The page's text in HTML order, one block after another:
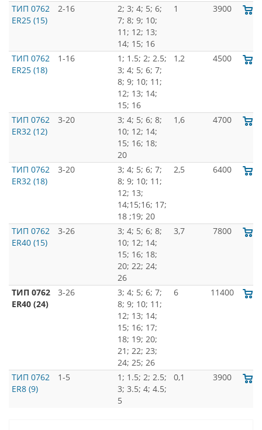
ТИП 0762
ER25 (15)
2-16
2; 3; 4; 5; 6;
7; 8; 9; 10;
11; 12; 13;
14; 15; 16
1 3900
ТИП 0762
ER25 (18)
1-16
1; 1.5; 2; 2.5;
3; 4; 5; 6; 7;
8; 9; 10; 11;
12; 13; 14;
15; 16
1,2 4500
ТИП 0762
ER32 (12)
3-20
3; 4; 5; 6; 8;
10; 12; 14;
15; 16; 18;
20
1,6 4700
ТИП 0762
ER32 (18)
3-20
3; 4; 5; 6; 7;
8; 9; 10; 11;
12; 13;
14;15;16; 17;
18 ;19; 20
2,5 6400
ТИП 0762
ER40 (15)
3-26
3; 4; 5; 6; 8;
10; 12; 14;
15; 16; 18;
20; 22; 24;
26
3,7 7800
ТИП 0762
ER40 (24)
3-26
3; 4; 5; 6; 7;
8; 9; 10; 11;
12; 13; 14;
15; 16; 17;
18; 19; 20;
21; 22; 23;
24; 25; 26
6 11400
ТИП 0762
ER8 (9)
1-5
1; 1.5; 2; 2.5;
3; 3.5; 4; 4.5;
5
0,1 3900